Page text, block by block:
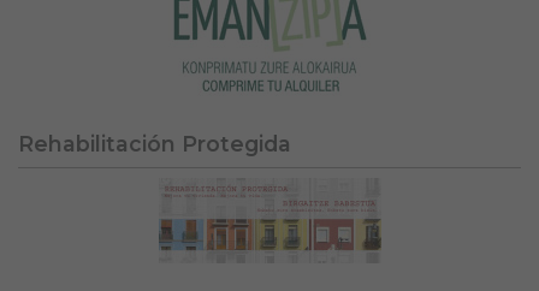
Rehabilitación Protegida